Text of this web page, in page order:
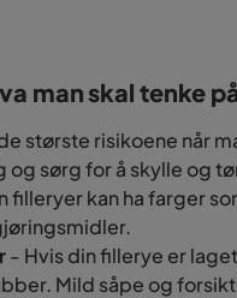
man skal tenke
største risikoene når
og sørg for å skylle og
filleryer kan ha farger
- Hvis din fillerye er
Mild såpe og